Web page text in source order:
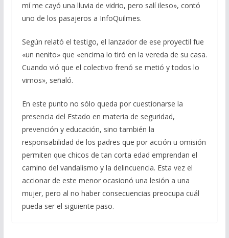
mí me cayó una lluvia de vidrio, pero salí ileso», contó
uno de los pasajeros a InfoQuilmes.
Según relató el testigo, el lanzador de ese proyectil fue
«un nenito» que «encima lo tiró en la vereda de su casa.
Cuando vió que el colectivo frenó se metió y todos lo
vimos», señaló.
En este punto no sólo queda por cuestionarse la
presencia del Estado en materia de seguridad,
prevención y educación, sino también la
responsabilidad de los padres que por acción u omisión
permiten que chicos de tan corta edad emprendan el
camino del vandalismo y la delincuencia. Esta vez el
accionar de este menor ocasionó una lesión a una
mujer, pero al no haber consecuencias preocupa cuál
pueda ser el siguiente paso.